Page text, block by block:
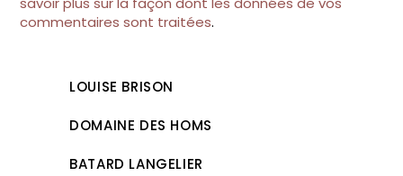
commentaires sont traitées.
LOUISE BRISON
DOMAINE DES HOMS
BATARD LANGELIER